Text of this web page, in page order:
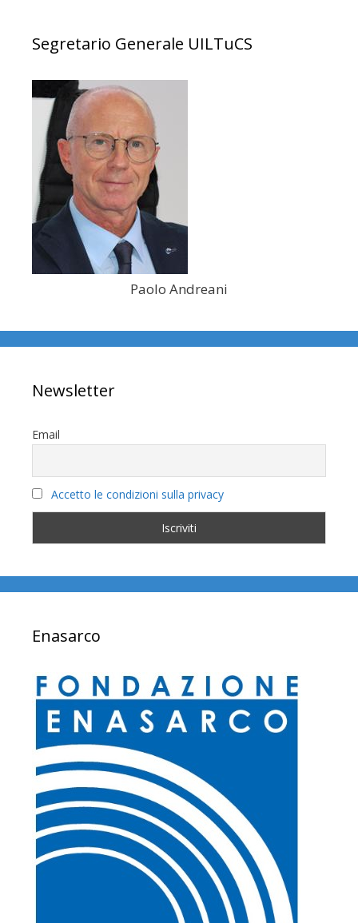
Segretario Generale UILTuCS
Paolo Andreani
Newsletter
Email
Accetto le condizioni sulla privacy
Enasarco